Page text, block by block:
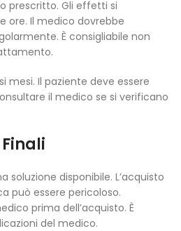
prescritto. Gli effetti si
ore. Il medico dovrebbe
È consigliabile non
mesi. Il paziente deve essere
il medico se si verificano
soluzione disponibile. L’acquisto
può essere pericoloso.
prima dell’acquisto. È
del medico.